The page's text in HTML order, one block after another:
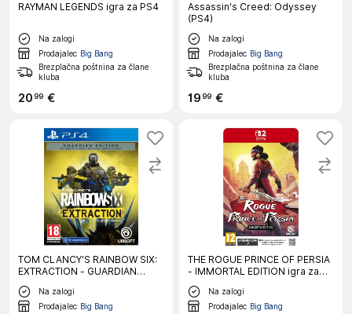
RAYMAN LEGENDS igra za PS4
Na zalogi
Prodajalec Big Bang
Brezplačna poštnina za člane
kluba
2099 €
Assassin's Creed: Odyssey
(PS4)
Na zalogi
Prodajalec Big Bang
Brezplačna poštnina za člane
kluba
1999 €
TOM CLANCY'S RAINBOW SIX:
EXTRACTION - GUARDIAN
EDITION igra za PS4
Na zalogi
Prodajalec Big Bang
THE ROGUE PRINCE OF PERSIA
- IMMORTAL EDITION igra za
NINTENDO SWITCH 2
Na zalogi
Prodajalec Big Bang